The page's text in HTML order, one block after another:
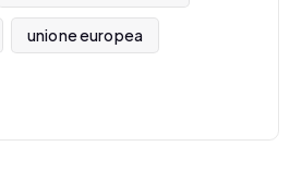
unione europea